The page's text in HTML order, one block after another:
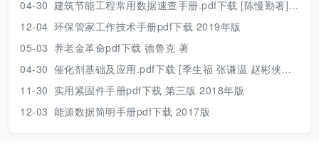
04-30 建筑节能工程常用数据速查手册.pdf下载 [陈慢勤著] 2010年版
12-04 环保管家工作技术手册pdf下载 2019年版
05-03 养老金革命pdf下载 德鲁克 著
04-30 催化剂基础及应用.pdf下载 [季生福 张谦温 赵彬侠编] 2011年版
11-30 实用紧固件手册pdf下载 第三版 2018年版
12-03 能源数据简明手册pdf下载 2017版